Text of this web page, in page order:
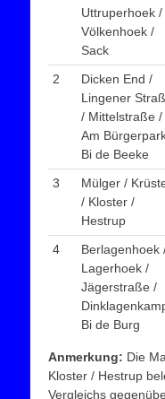
Uttruperhoek /
Völkenhoek /
Sack
2
Dicken End /
Lingener
/ Mittelstraße /
Am
Bi de Beeke
3
Mülger /
/ Kloster /
Hestrup
4
Berlagenhoek
Lagerhoek /
Jägerstraße /
Bi de Burg
Anmerkung: Die
Kloster / Hestrup
Vergleichs